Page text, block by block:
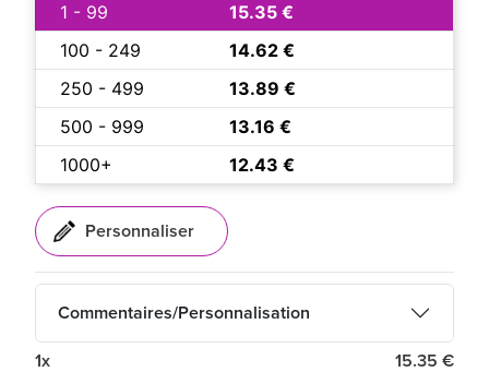
1 - 99
15.35 €
100 - 249
14.62 €
250 - 499
13.89 €
500 - 999
13.16 €
1000+
12.43 €
Commentaires/Personnalisation
1x 15.35 €